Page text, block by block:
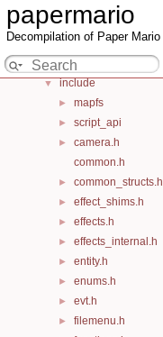
papermario
Decompilation of Paper Mario
► Data Structures
▼ Files
▼ File List
▼ include
► mapfs
► script_api
►
camera.h
common.h
► common_structs.h
► effect_shims.h
► effects.h
► effects_internal.h
► entity.h
► enums.h
► evt.h
► filemenu.h